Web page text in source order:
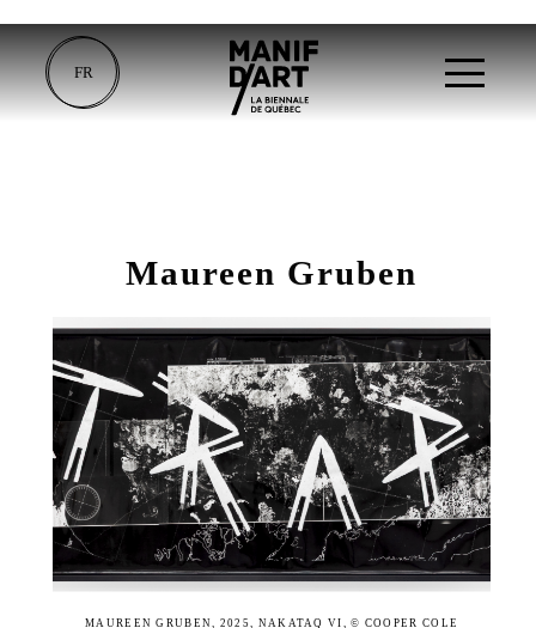
FR
Maureen Gruben
MAUREEN GRUBEN, 2025, NAKATAQ VI, © COOPER COLE